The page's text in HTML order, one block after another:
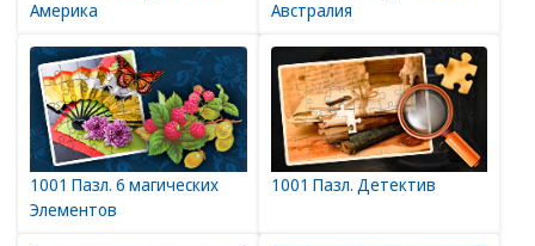
Америка
Австралия
1001 Пазл. 6 магических
Элементов
1001 Пазл. Детектив